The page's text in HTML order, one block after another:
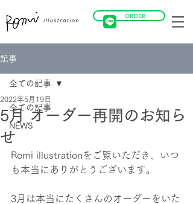
ORDER
記事
全ての記事
NEWS
全ての記事
5月 オーダー再開のお知ら
せ
2022年5月19日
Romi illustrationをご覧いただき、いつ
も本当にありがとうございます。
3月は本当にたくさんのオーダーをいた